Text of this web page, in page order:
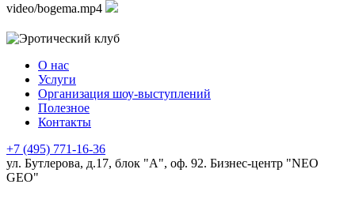
video/bogema.mp4
О нас
Услуги
Организация шоу-выступлений
Полезное
Контакты
+7 (495) 771-16-36
ул. Бутлерова, д.17, блок "А", оф. 92. Бизнес-центр "NEO
GEO"